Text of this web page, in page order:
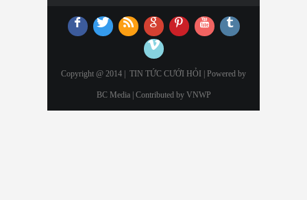
Copyright @ 2014 | TIN TỨC CƯỚI HỎI | Powered by
BC Media | Contributed by VNWP